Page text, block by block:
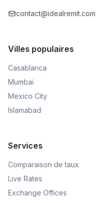
contact@idealremit.com
Villes populaires
Casablanca
Mumbai
Mexico City
Islamabad
Services
Comparaison de taux
Live Rates
Exchange Offices